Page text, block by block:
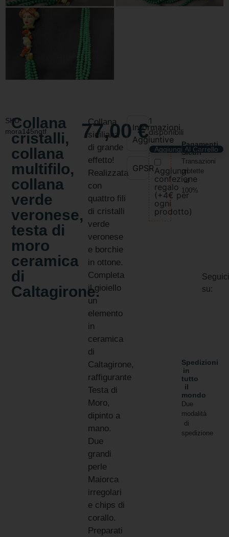
SKU:
mora145ngtf
Collana
cristalli,
collana
multifilo,
collana
verde
veronese,
testa di
moro
ceramica
di
Caltagirone.
77,00€
Collana
siciliana
di grande
effetto!
Realizzata
con
quattro fili
di cristalli
verde
veronese
e borchie
in ottone.
Completa
il gioiello
un
elemento
in
ceramica
di
Caltagirone,
raffigurante
Testa di
Moro,
dipinto a
mano.
Due
grandi
perle
Maiorca
irregolari
e chips di
corallo.
Preparati
Informazioni
Aggiuntive
GPSR
1
disponibili
Aggiungi Al Carrello
Aggiungi
confezione
regalo
(+4€ per
ogni
prodotto)
Pagamenti
Sicuri
Transazioni
protette
al
100%
Spedizioni
in
tutto
il
mondo
Due
modalità
di
spedizione
su: